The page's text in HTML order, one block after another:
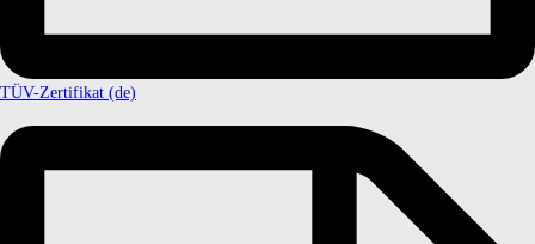
TÜV-Zertifikat (de)